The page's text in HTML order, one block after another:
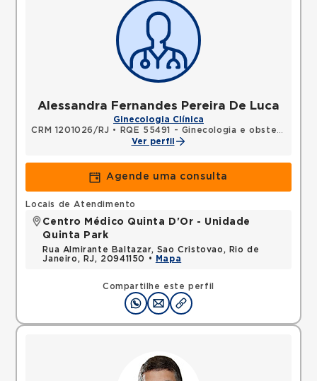
Alessandra Fernandes Pereira De Luca
Ginecologia Clínica
CRM 1201026/RJ •
RQE 55491 - Ginecologia e obstetrícia
Ver perfil
Agende uma consulta
Compartilhe este perfil
Locais de Atendimento
Centro Médico Quinta D'Or - Unidade
Quinta Park
Rua Almirante Baltazar, Sao Cristovao, Rio de
Janeiro, RJ, 20941150 •
Mapa